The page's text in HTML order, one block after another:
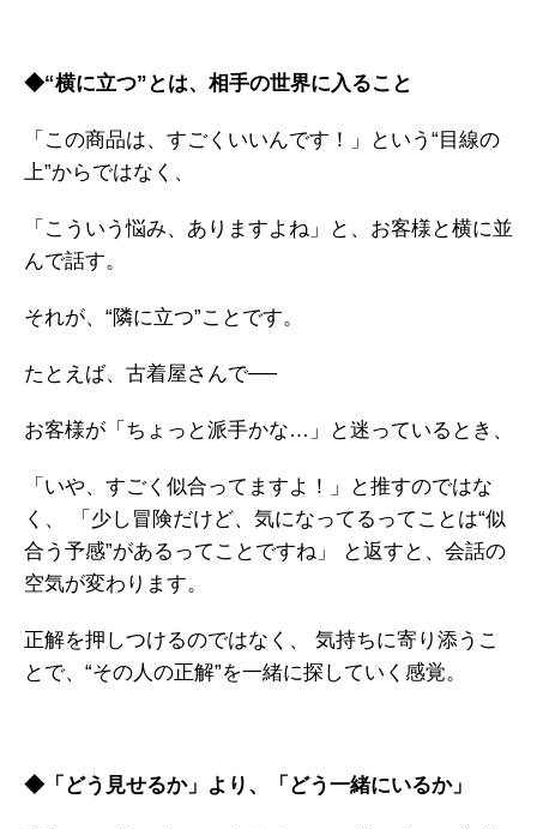
◆“横に立つ”とは、相手の世界に入ること
「この商品は、すごくいいんです！」という“目線の
上”からではなく、
「こういう悩み、ありますよね」と、お客様と横に並
んで話す。
それが、“隣に立つ”ことです。
たとえば、古着屋さんで──
お客様が「ちょっと派手かな…」と迷っているとき、
「いや、すごく似合ってますよ！」と推すのではな
く、
「少し冒険だけど、気になってるってことは“似
合う予感”があるってことですね」
と返すと、会話の
空気が変わります。
正解を押しつけるのではなく、
気持ちに寄り添うこ
とで、“その人の正解”を一緒に探していく感覚。
◆「どう見せるか」より、「どう一緒にいるか」